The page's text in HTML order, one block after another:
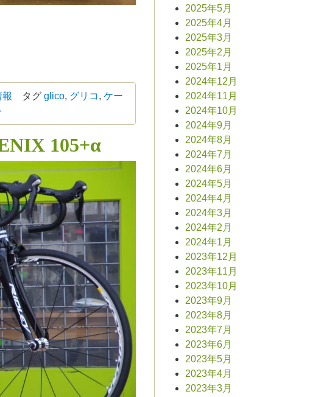
タグ glico, グリコ , ケー
105+α
2025年5月
2025年4月
2025年3月
2025年2月
2025年1月
2024年12月
2024年11月
2024年10月
2024年9月
2024年8月
2024年7月
2024年6月
2024年5月
2024年4月
2024年3月
2024年2月
2024年1月
2023年12月
2023年11月
2023年10月
2023年9月
2023年8月
2023年7月
2023年6月
2023年5月
2023年4月
2023年3月